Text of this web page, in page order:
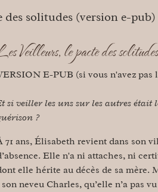
des solitudes (version e-pub)
Veilleurs, le pacte des
E-PUB (si vous n'avez pas
si veiller les uns sur les autres était
?
71 ans, Élisabeth revient dans son
Elle n'a ni attaches, ni
elle hérite au décès de sa mère.
son neveu Charles, qu’elle n’a pas